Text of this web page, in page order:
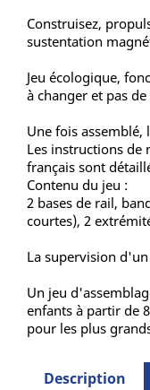
Construisez,
sustentation
Jeu écologique,
à changer et pas
Une fois assemblé,
Les instructions de
français sont
Contenu du jeu :
2 bases de rail,
courtes), 2
La supervision
Un jeu
enfants à partir de
pour les plus
Description